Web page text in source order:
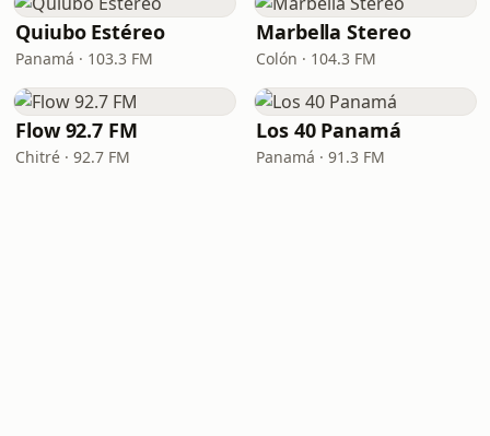
Quiubo Estéreo
Panamá · 103.3 FM
Marbella Stereo
Colón · 104.3 FM
Flow 92.7 FM
Chitré · 92.7 FM
Los 40 Panamá
Panamá · 91.3 FM